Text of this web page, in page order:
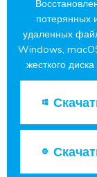
потерянных
удаленных
Windows,
жесткого диска